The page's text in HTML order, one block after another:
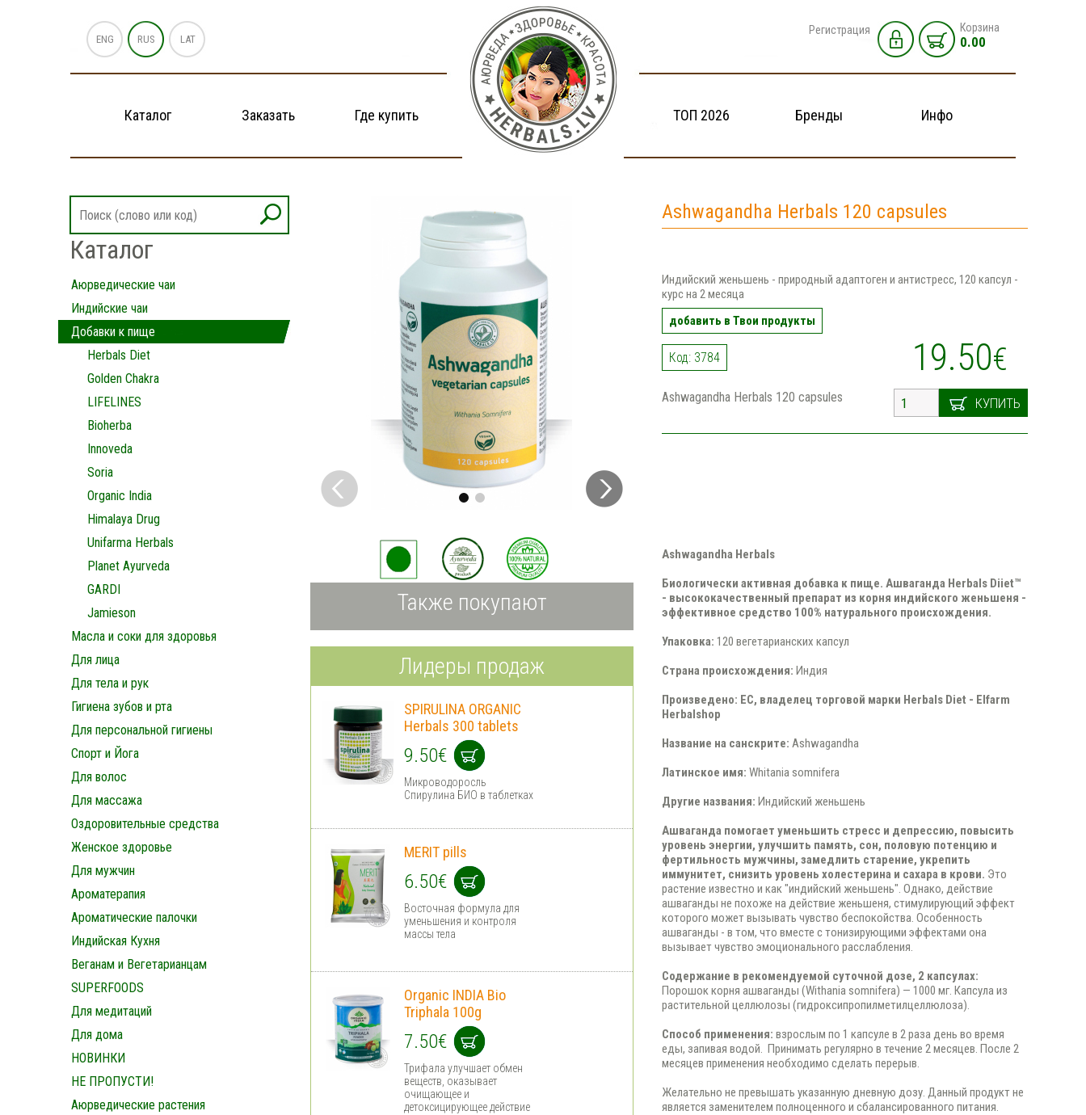
ENG RUS LAT
Регистрация Корзина
0.00
Каталог Заказать Где купить ТОП 2026 Бренды Инфо
Каталог
Аюрведические чаи
Индийские чаи
Добавки к пище
Herbals Diet
Golden Chakra
LIFELINES
Bioherba
Innoveda
Soria
Organic India
Himalaya Drug
Unifarma Herbals
Planet Ayurveda
GARDI
Jamieson
Масла и соки для здоровья
Для лица
Для тела и рук
Гигиена зубов и рта
Для персональной гигиены
Спорт и Йога
Для волос
Для массажа
Оздоровительные средства
Женское здоровье
Для мужчин
Ароматерапия
Ароматические палочки
Индийская Кухня
Веганам и Вегетарианцам
SUPERFOODS
Для медитаций
Для дома
НОВИНКИ
НЕ ПРОПУСТИ!
Аюрведические растения
Ashwagandha Herbals 120 capsules
Индийский женьшень - природный адаптоген и антистресс, 120 капсул -
курс на 2 месяца
добавить в Твои продукты
Код: 3784 19.50€
КУПИТЬ
Ashwagandha Herbals 120 capsules
Аshwagandha Herbals
Биологически активная добавка к пище. Ашваганда Herbals Diiet™
- высококачественный препарат из корня индийского женьшеня -
эффективное средство 100% натурального происхождения.
Упаковка: 120 вегетарианских капсул
Страна происхождения: Индия
Произведено: ЕС, владелец торговой марки Herbals Diet - Elfarm
Herbalshop
Название на санскрите: Ashwagandha
Латинское имя:Whitania somnifera
Другие названия: Индийский женьшень
Ашваганда помогает уменьшить стресс и депрессию, повысить
уровень энергии, улучшить память, сон, половую потенцию и
фертильность мужчины, замедлить старение, укрепить
иммунитет, снизить уровень холестерина и сахара в крови. Это
растение известно и как "индийский женьшень". Однако, действие
ашваганды не похоже на действие женьшеня, стимулирующий эффект
которого может вызывать чувство беспокойства. Особенность
ашваганды - в том, что вместе с тонизирующими эффектами она
вызывает чувство эмоционального расслабления.
Содержание в рекомендуемой суточной дозе, 2 капсулах:
Порошок корня ашваганды (Withania somnifera) — 1000 мг. Капсула из
растительной целлюлозы (гидроксипропилметилцеллюлоза).
Способ применения:взрослым по 1 капсуле в 2 раза день во время
еды, запивая водой. Принимать регулярно в течение 2 месяцев. После 2
месяцев применения необходимо сделать перерыв.
Желательно не превышать указанную дневную дозу. Данный продукт не
является заменителем полноценного и сбалансированного питания.
Также покупают
Лидеры продаж
SPIRULINA ORGANIC
Herbals 300 tablets
9.50€
Микроводоросль
Спирулина БИО в таблетках
MERIT pills
6.50€
Восточная формула для
уменьшения и контроля
массы тела
Organic INDIA Bio
Triphala 100g
7.50€
Трифала улучшает обмен
веществ, оказывает
очищающее и
детоксицирующее действие